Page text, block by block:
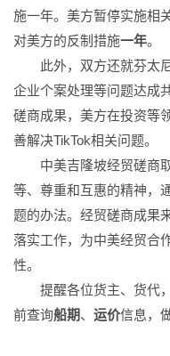
施一年。美方暂停实施相
对美方的反制措施一年。
此外，双方还就芬太尼
企业个案处理等问题达成
磋商成果，美方在投资等
善解决TikTok相关问题。
中美吉隆坡经贸磋商取
等、尊重和互惠的精神，
题的办法。经贸磋商成果
落实工作，为中美经贸合
性。
提醒各位货主、货代，
前查询船期、 运价信息，